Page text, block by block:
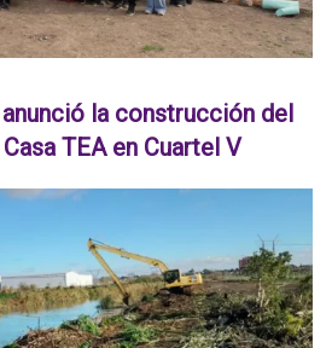
la construcción del
TEA en Cuartel V